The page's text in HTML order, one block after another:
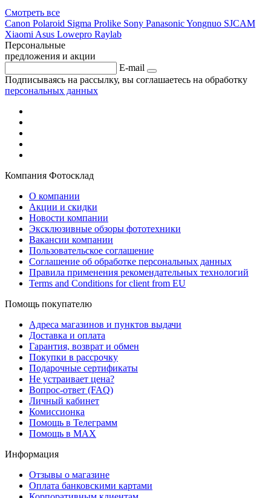
Смотреть все
Canon Polaroid Sigma Prolike Sony PanasonicYongnuo SJCAM
Xiaomi Asus Lowepro Raylab
Персональные
предложения и акции
E-mail
Подписываясь на рассылку, вы соглашаетесь на обработку
персональных данных
Компания Фотосклад
О компании
Акции и скидки
Новости компании
Эксклюзивные обзоры фототехники
Вакансии компании
Пользовательское соглашение
Соглашение об обработке персональных данных
Правила применения рекомендательных технологий
Terms and Conditions for client from EU
Помощь покупателю
Адреса магазинов и пунктов выдачи
Доставка и оплата
Гарантия, возврат и обмен
Покупки в рассрочку
Подарочные сертификаты
Не устраивает цена?
Вопрос-ответ (FAQ)
Личный кабинет
Комиссионка
Помощь в Телеграмм
Помощь в MAX
Информация
Отзывы о магазине
Оплата банковскими картами